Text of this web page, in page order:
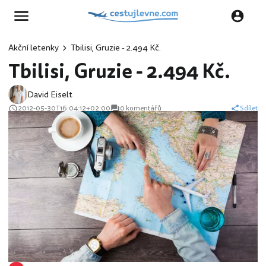
Akční letenky Tbilisi, Gruzie - 2.494 Kč.
Tbilisi, Gruzie - 2.494 Kč.
David Eiselt
2012-05-30T16:04:12+02:00 0 komentářů Sdílet